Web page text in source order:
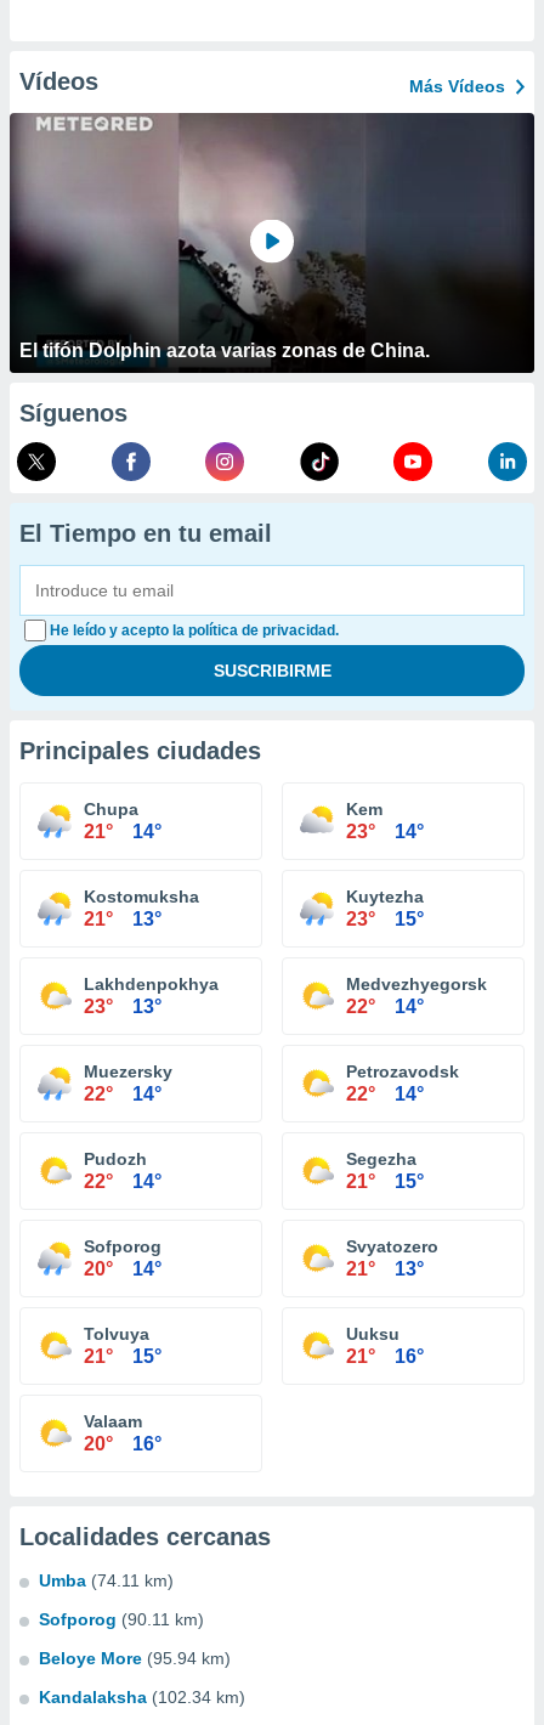
Vídeos Más Vídeos
El tifón Dolphin azota varias zonas de China.
Síguenos
El Tiempo en tu email
He leído y acepto la política de privacidad.
Principales ciudades
Chupa
21° 14°
Kem
23° 14°
Kostomuksha
21° 13°
Kuytezha
23° 15°
Lakhdenpokhya
23° 13°
Medvezhyegorsk
22° 14°
Muezersky
22° 14°
Petrozavodsk
22° 14°
Pudozh
22° 14°
Segezha
21° 15°
Sofporog
20° 14°
Svyatozero
21° 13°
Tolvuya
21° 15°
Uuksu
21° 16°
Valaam
20° 16°
Localidades cercanas
Umba (74.11 km)
Sofporog (90.11 km)
Beloye More (95.94 km)
Kandalaksha (102.34 km)